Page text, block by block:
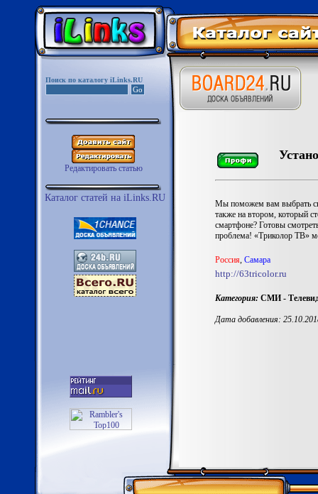
Поиск по каталогу iLinks.RU
Редактировать статью
Каталог статей на iLinks.RU
Мы поможем вам выбрать
также на втором, который
смартфоне? Готовы
проблема! «Триколор ТВ»
Россия, Самара
http://63tricolor.ru
Категория: СМИ -
Дата добавления: